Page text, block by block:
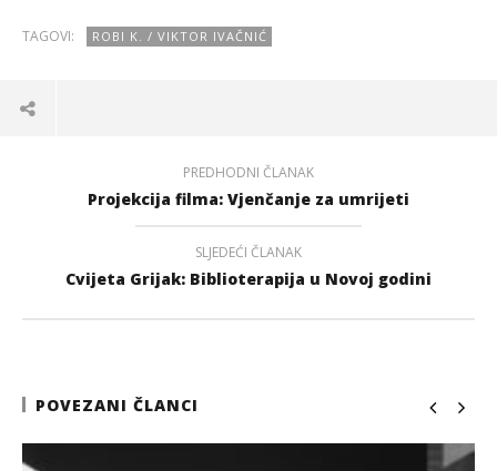
TAGOVI: ROBI K. / VIKTOR IVAČNIĆ
PREDHODNI ČLANAK
Projekcija filma: Vjenčanje za umrijeti
SLJEDEĆI ČLANAK
Cvijeta Grijak: Biblioterapija u Novoj godini
POVEZANI ČLANCI